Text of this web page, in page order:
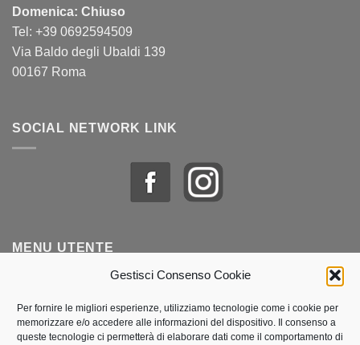
Gestisci Consenso Cookie
Per fornire le migliori esperienze, utilizziamo tecnologie come i cookie per
memorizzare e/o accedere alle informazioni del dispositivo. Il consenso a
queste tecnologie ci permetterà di elaborare dati come il comportamento di
Domenica: Chiuso
Tel: +39 0692594509
Via Baldo degli Ubaldi 139
00167 Roma
SOCIAL NETWORK LINK
MENU UTENTE
Lista dei desideri